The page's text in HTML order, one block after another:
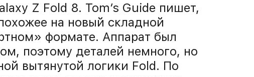
Z Fold 8. Tom’s Guide пишет,
на новый складной
формате. Аппарат был
поэтому деталей немного, но
вытянутой логики Fold. По